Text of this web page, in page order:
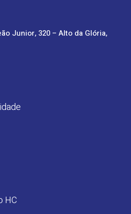
Junior, 320 – Alto da Glória,
HC